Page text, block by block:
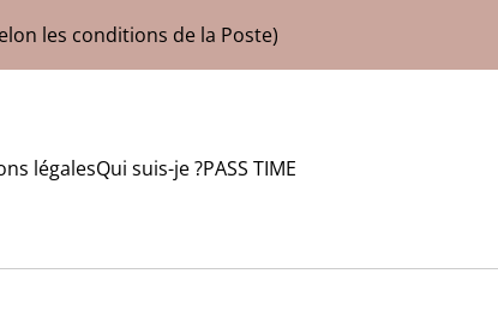
les conditions de la Poste)
légalesQui suis-je ?PASS TIME